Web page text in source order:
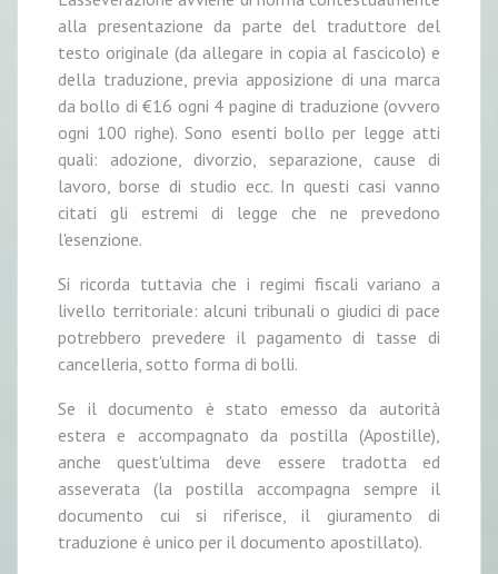
alla presentazione da parte del traduttore del
testo originale (da allegare in copia al fascicolo) e
della traduzione, previa apposizione di una marca
da bollo di €16 ogni 4 pagine di traduzione (ovvero
ogni 100 righe). Sono esenti bollo per legge atti
quali: adozione, divorzio, separazione, cause di
lavoro, borse di studio ecc. In questi casi vanno
citati gli estremi di legge che ne prevedono
l'esenzione.
Si ricorda tuttavia che i regimi fiscali variano a
livello territoriale: alcuni tribunali o giudici di pace
potrebbero prevedere il pagamento di tasse di
cancelleria, sotto forma di bolli.
Se il documento è stato emesso da autorità
estera e accompagnato da postilla (Apostille),
anche quest'ultima deve essere tradotta ed
asseverata (la postilla accompagna sempre il
documento cui si riferisce, il giuramento di
traduzione è unico per il documento apostillato).